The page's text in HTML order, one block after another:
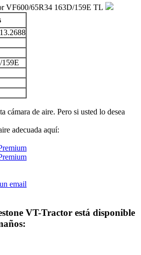
159E
cámara de aire. Pero si usted lo desea
adecuada aquí:
VT-Tractor está disponible